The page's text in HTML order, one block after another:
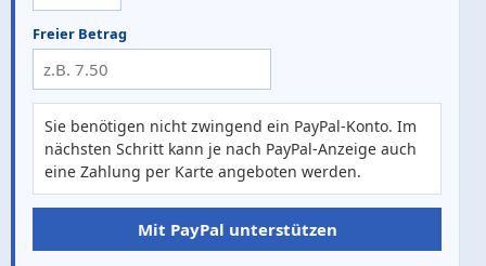
Freier Betrag
Sie benötigen nicht zwingend ein PayPal-Konto. Im
nächsten Schritt kann je nach PayPal-Anzeige auch
eine Zahlung per Karte angeboten werden.
Mit PayPal unterstützen